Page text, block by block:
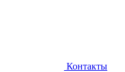
Контакты